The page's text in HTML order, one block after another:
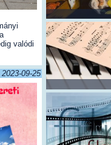
valódi
2023-09-25